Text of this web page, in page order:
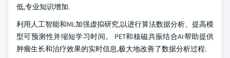
低,专业知识增加.
利用人工智能和ML加强虚拟研究,以进行算法数据分析、提高模
型可预测性并缩短学习时间。 PET和核磁共振结合AI帮助提供
肿瘤生长和治疗效果的实时信息,极大地改善了数据分析过程.